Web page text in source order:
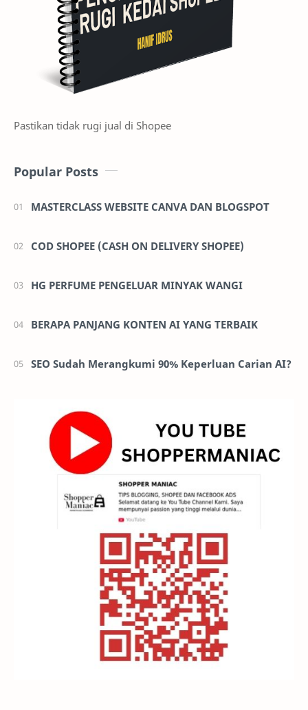
Pastikan tidak rugi jual di Shopee
Popular Posts
MASTERCLASS WEBSITE CANVA DAN BLOGSPOT
COD SHOPEE (CASH ON DELIVERY SHOPEE)
HG PERFUME PENGELUAR MINYAK WANGI
BERAPA PANJANG KONTEN AI YANG TERBAIK
SEO Sudah Merangkumi 90% Keperluan Carian AI?